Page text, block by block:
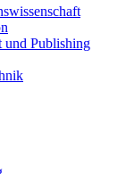
und Publishing